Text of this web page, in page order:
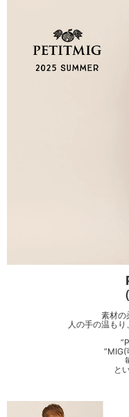
素材の
人の手の温もり
”MIG(
と